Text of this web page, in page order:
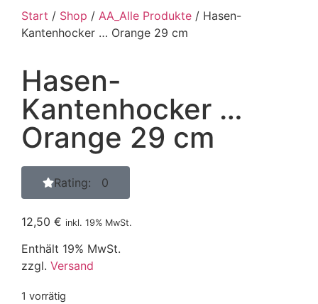
Start / Shop / AA_Alle Produkte / Hasen-
Kantenhocker … Orange 29 cm
Hasen-
Kantenhocker …
Orange 29 cm
Rating: 0
12,50 € inkl. 19% MwSt.
Enthält 19% MwSt.
zzgl. Versand
1 vorrätig